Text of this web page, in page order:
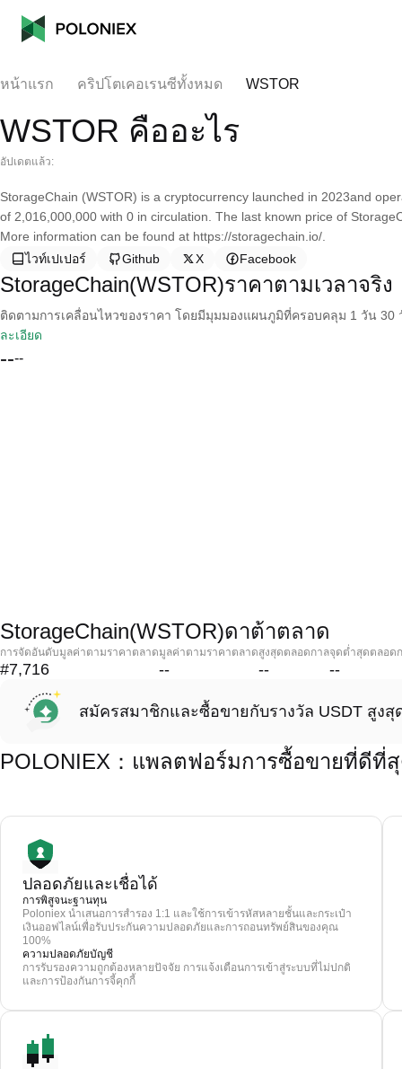
หน้าแรก คริปโตเคอเรนซีทั้งหมด WSTOR
WSTOR คืออะไร
อัปเดตแล้ว:
StorageChain (WSTOR) is a cryptocurrency launched in 2023and
of 2,016,000,000 with 0 in circulation. The last known price of
More information can be found at https://storagechain.io/.
ไวท์เปเปอร์
Github X Facebook
StorageChain(WSTOR)ราคาตามเวลาจริง
ติดตามการเคลื่อนไหวของราคา โดยมีมุมมองแผนภูมิที่ครอบคลุม 1 วัน 30
ละเอียด
----
StorageChain(WSTOR)ดาต้าตลาด
การจัดอันดับมูลค่าตามราคาตลาด
#7,716
มูลค่าตามราคาตลาด
--
สูงสุดตลอดกาล
--
จุดต่ำสุดตลอด
--
สมัครสมาชิกและซื้อขายกับรางวัล USDT สูงสุ
POLONIEX：แพลตฟอร์มการซื้อขายที่ดีที่สุ
ปลอดภัยและเชื่อได้
การพิสูจนะฐานทุน
Poloniex นำเสนอการสำรอง 1:1 และใช้การเข้ารหัสหลายชั้นและกระเป๋า
เงินออฟไลน์เพื่อรับประกันความปลอดภัยและการถอนทรัพย์สินของคุณ
100%
ความปลอดภัยบัญชี
การรับรองความถูกต้องหลายปัจจัย การแจ้งเตือนการเข้าสู่ระบบที่ไม่ปกติ
และการป้องกันการจี้คุกกี้